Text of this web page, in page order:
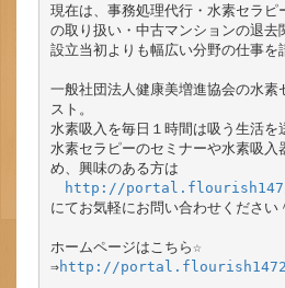
現在は、事務処理代行・水素セラピ
の取り扱い・中古マンションの退去
設立当初よりも幅広い分野の仕事を
一般社団法人健康美増進協会の水素
スト。
水素吸入を毎日１時間は吸う生活を
水素セラピーのセミナーや水素吸入
め、興味のある方は
http://
にてお気軽にお問い合わせください
ホームページはこちら☆
⇒http://